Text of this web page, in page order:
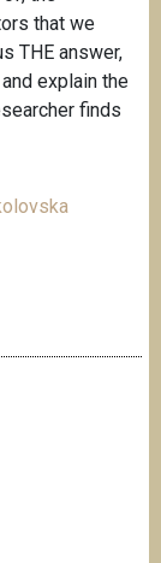
that we
THE answer,
explain the
finds